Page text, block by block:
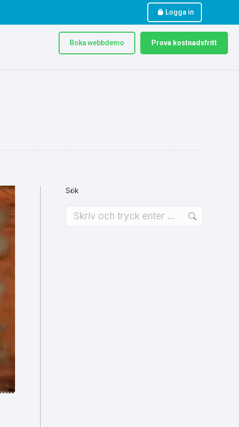
Logga in
Boka webbdemo Prova kostnadsfritt
Sök